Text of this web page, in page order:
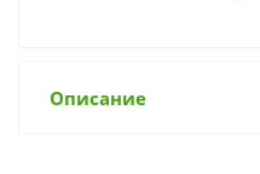
Описание